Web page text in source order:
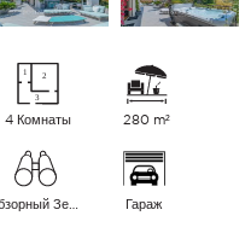
4 Комнаты 280 m²
Гараж